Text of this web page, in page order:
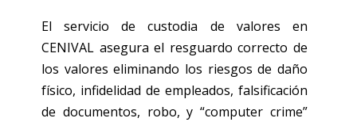
El servicio de custodia de valores en
CENIVAL asegura el resguardo correcto de
los valores eliminando los riesgos de daño
físico, infidelidad de empleados, falsificación
de documentos, robo, y “computer crime”